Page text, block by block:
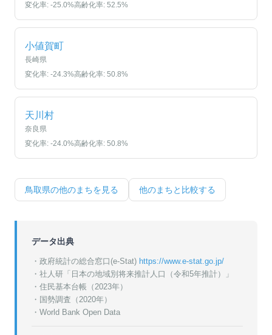
変化率: -25.0%高齢化率: 52.5%
小値賀町
長崎県
変化率: -24.3%高齢化率: 50.8%
天川村
奈良県
変化率: -24.0%高齢化率: 50.8%
鳥取県の他のまちを見る 他のまちと比較する
データ出典
・政府統計の総合窓口(e-Stat) https://www.e-stat.go.jp/
・ 社人研「日本の地域別将来推計人口（令和5年推計）」
・ 住民基本台帳（2023年）
・ 国勢調査（2020年）
・World Bank Open Data